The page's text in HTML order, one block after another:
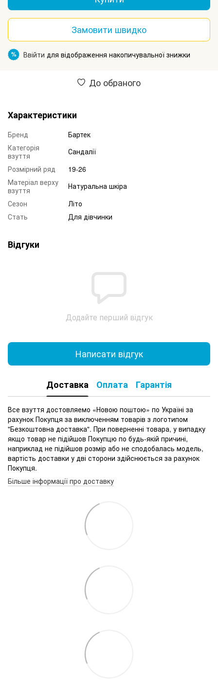
Замовити швидко
% Ввійти для відображення накопичувальної знижки
До обраного
Характеристики
Бренд
Бартек
Категорія
взуття
Сандалії
Розмірний ряд
19-26
Матеріал верху
взуття
Натуральна шкіра
Сезон
Літо
Стать
Для дівчинки
Відгуки
Додайте перший відгук
Написати відгук
Доставка Оплата Гарантія
Все взуття достовляемо «Новою поштою» по Україні за
рахунок Покупця за виключенням товарів з логотипом
"Безкоштовна доставка". При поверненні товара, у випадку
якщо товар не підійшов Покупцю по будь-якій причині,
наприклад не підійшов розмір або не сподобалась модель,
вартість доставки у дві сторони здійснюється за рахунок
Покупця.
Більше інформації про доставку